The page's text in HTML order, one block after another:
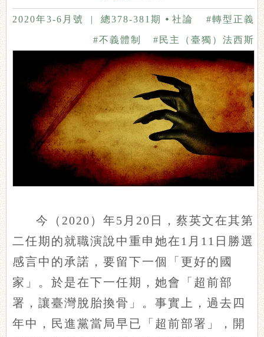
2020年3-6月號 | 總378-381期 社論 #轉型正義
#民主（臺獨）法西斯
#不義體制
今（2020）年5月20日，蔡英文在其第
二任期的就職演說中重申她在1月11日勝選
感言中的承諾，要留下一個「更好的國
家」。於是在下一任期，她會「超前部
署，讓臺灣脫胎換骨」。事實上，過去四
年中，民進黨當局早已「超前部署」，開